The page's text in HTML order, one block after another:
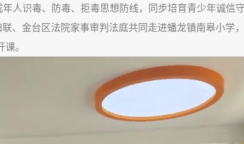
识毒、防毒、拒毒思想防线，同步培育青少年诚信
、金台区法院家事审判法庭共同走进蟠龙镇南皋小学
。